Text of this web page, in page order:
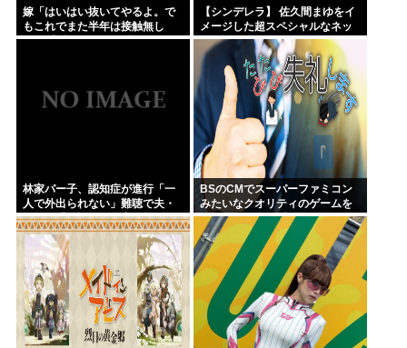
嫁「はいはい抜いてやるよ。で
もこれでまた半年は接触無し
な」 暗黙のこれツラ過ぎるだろ
【シンデレラ】 佐久間まゆをイ
メージした超スペシャルなネッ
クレスが登場する件について
林家パー子、認知症が進行「一
人で外出られない」難聴で夫・
ペーと「筆談」…自宅全焼から
約1年
BSのCMでスーパーファミコン
みたいなクオリティのゲームを
8000円ぐらいで売ってるでしょ